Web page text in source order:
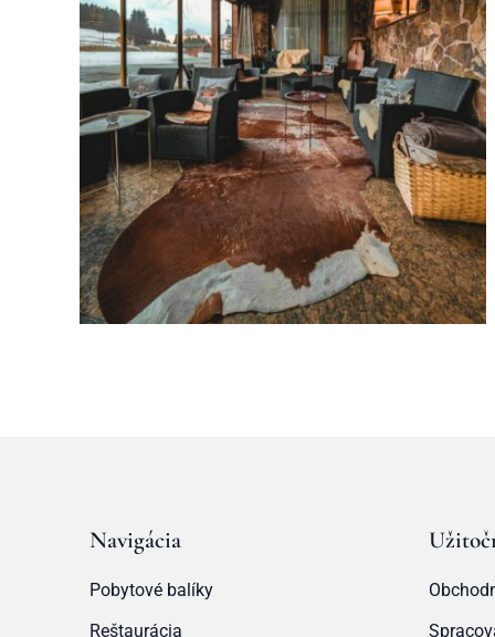
Navigácia
Pobytové balíky
Reštaurácia